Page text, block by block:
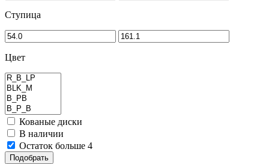
Ступица
Цвет
Кованые диски
В наличии
Остаток больше 4
Подобрать